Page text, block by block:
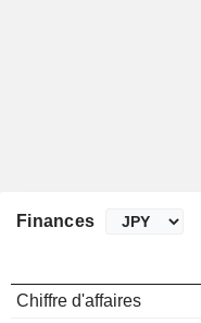
Finances
Chiffre d'affaires